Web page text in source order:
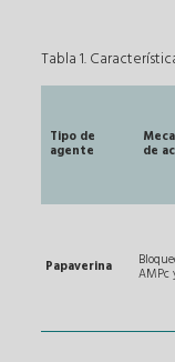
Tabla 1.
Tipo de
agente de
Papaverina AMPc